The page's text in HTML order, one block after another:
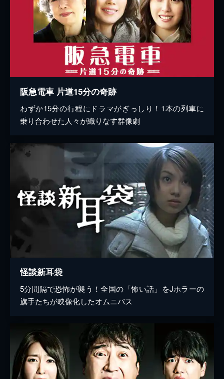
阪急電車 片道15分の奇跡
わずか15分の行程にドラマがぎっしり！1本の列車に
乗り合わせた人々が織りなす群像劇
怪談新耳袋
5分間隔で恐怖が襲う！全国の「怖い話」をJホラーの
旗手たちが映像化したオムニバス